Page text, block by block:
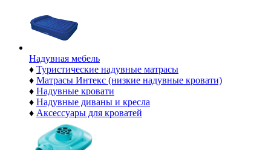
Надувная мебель
♦ Туристические надувные матрасы
♦ Матрасы Интекс (низкие надувные кровати)
♦ Надувные кровати
♦ Надувные диваны и кресла
♦ Аксессуары для кроватей